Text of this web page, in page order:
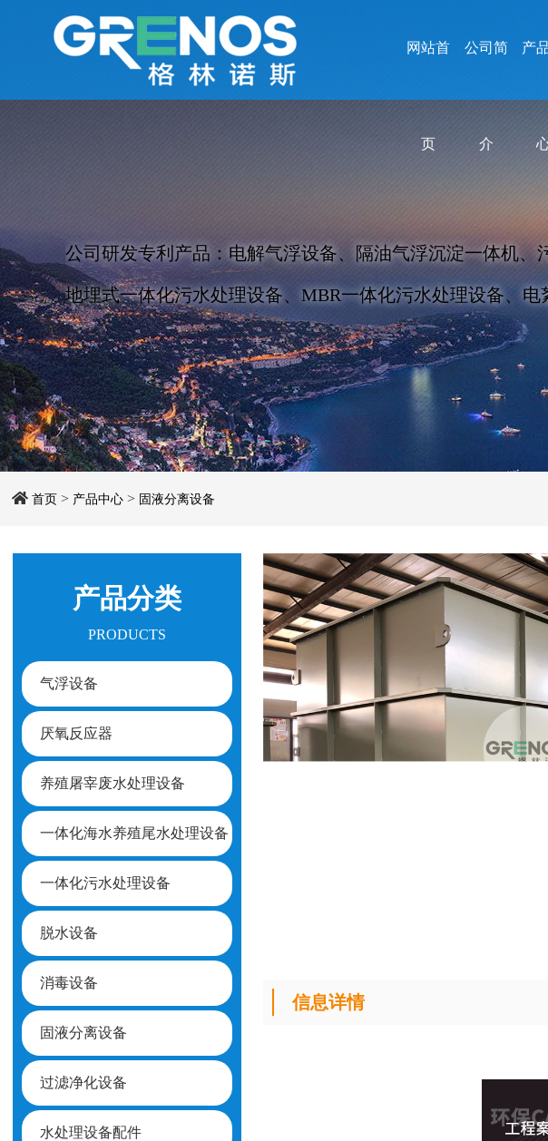
网站首
页
公司简
介
产
公司研发专利产品：电解气浮设备、隔油气浮沉淀一体机
地埋式一体化污水处理设备、MBR一体化污水处理设备、
首页 > 产品中心 > 固液分离设备
产品分类
PRODUCTS
气浮设备
厌氧反应器
养殖屠宰废水处理设备
一体化海水养殖尾水处理设备
一体化污水处理设备
脱水设备
消毒设备
固液分离设备
过滤净化设备
水处理设备配件
信息详情